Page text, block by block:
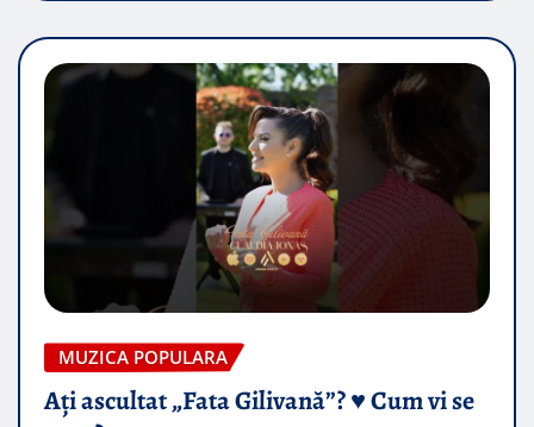
MUZICA POPULARA
Ați ascultat „Fata Gilivană”? ♥️ Cum vi se